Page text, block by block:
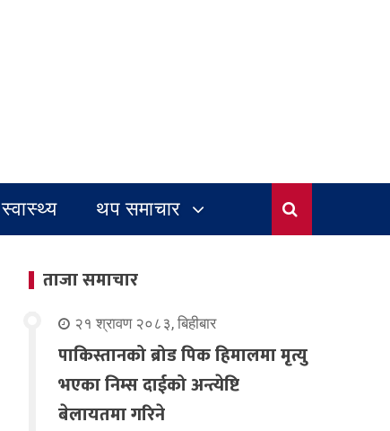
स्वास्थ्य थप समाचार
ताजा समाचार
२१ श्रावण २०८३, बिहीबार
पाकिस्तानको ब्रोड पिक हिमालमा मृत्यु
भएका निम्स दाईको अन्त्येष्टि
बेलायतमा गरिने